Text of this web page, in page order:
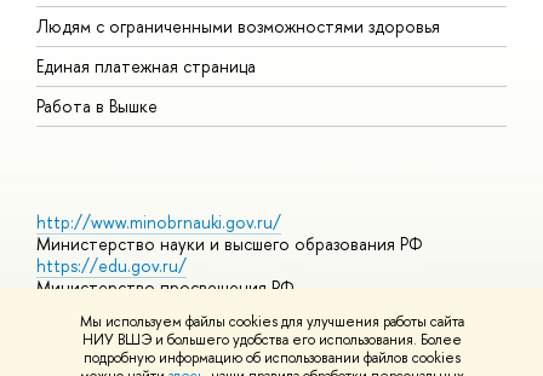
Мы используем файлы cookies для улучшения работы сайта
НИУ ВШЭ и большего удобства его использования. Более
подробную информацию об использовании файлов cookies
Людям с ограниченными возможностями здоровья
Единая платежная страница
Работа в Вышке
http://www.minobrnauki.gov.ru/
Министерство науки и высшего образования РФ
https://edu.gov.ru/
Министерство просвещения РФ
https://elearning.hse.ru/mooc
Массовые открытые онлайн-курсы